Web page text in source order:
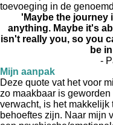
toevoeging in de
'Maybe the journey
anything. Maybe it's
isn't really you, so you
be
-
Mijn aanpak
Deze quote vat het voor
zo maakbaar is
verwacht, is het
behoeftes zijn. Naar mijn